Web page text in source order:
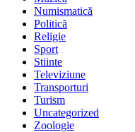
Numismatică
Politică
Religie
Sport
Stiinte
Televiziune
Transporturi
Turism
Uncategorized
Zoologie